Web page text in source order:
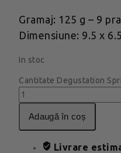
Gramaj: 125 g – 9
Dimensiune: 9.5 x
In stoc
Cantitate Degustation
adaugă în coș
Livrare